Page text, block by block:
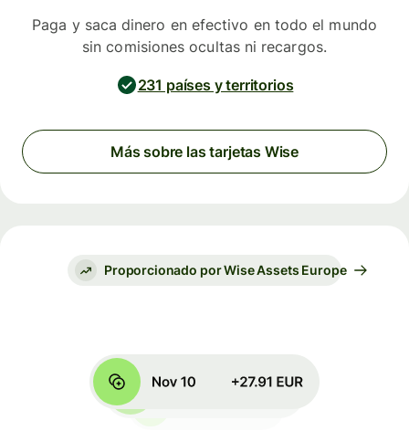
Paga y saca dinero en efectivo en todo el mundo
sin comisiones ocultas ni recargos.
231 países y territorios
Más sobre las tarjetas Wise
Proporcionado por Wise Assets Europe